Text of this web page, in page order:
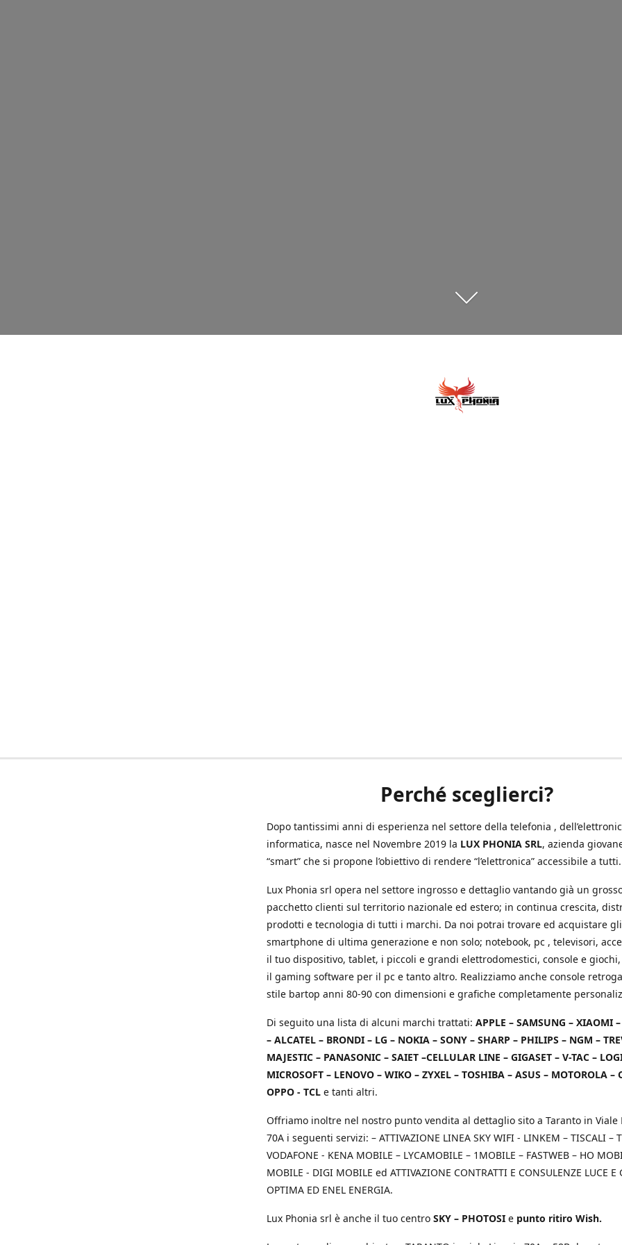
Perché sceglierci?
Dopo tantissimi anni di esperienza nel settore della telefonia ,
informatica, nasce nel Novembre 2019 la LUX PHONIA SRL, azienda
“smart” che si propone l’obiettivo di rendere “l’elettronica” accessibile a tutti.
Lux Phonia srl opera nel settore ingrosso e dettaglio vantando già un
pacchetto clienti sul territorio nazionale ed estero; in continua crescita,
prodotti e tecnologia di tutti i marchi. Da noi potrai trovare ed acquistare gli
smartphone di ultima generazione e non solo; notebook, pc , televisori,
il tuo dispositivo, tablet, i piccoli e grandi elettrodomestici, console e
il gaming software per il pc e tanto altro. Realizziamo anche console
stile bartop anni 80-90 con dimensioni e grafiche completamente
Di seguito una lista di alcuni marchi trattati: APPLE – SAMSUNG – XIAOMI
– ALCATEL – BRONDI – LG – NOKIA – SONY – SHARP – PHILIPS – NGM –
MAJESTIC – PANASONIC – SAIET –CELLULAR LINE – GIGASET – V-TAC –
MICROSOFT – LENOVO – WIKO – ZYXEL – TOSHIBA – ASUS – MOTOROLA –
OPPO - TCL e tanti altri.
Offriamo inoltre nel nostro punto vendita al dettaglio sito a Taranto in Viale
70A i seguenti servizi: – ATTIVAZIONE LINEA SKY WIFI - LINKEM – TISCALI –
VODAFONE - KENA MOBILE – LYCAMOBILE – 1MOBILE – FASTWEB – HO
MOBILE - DIGI MOBILE ed ATTIVAZIONE CONTRATTI E CONSULENZE LUCE E
OPTIMA ED ENEL ENERGIA.
Lux Phonia srl è anche il tuo centro SKY – PHOTOSI e punto ritiro Wish.